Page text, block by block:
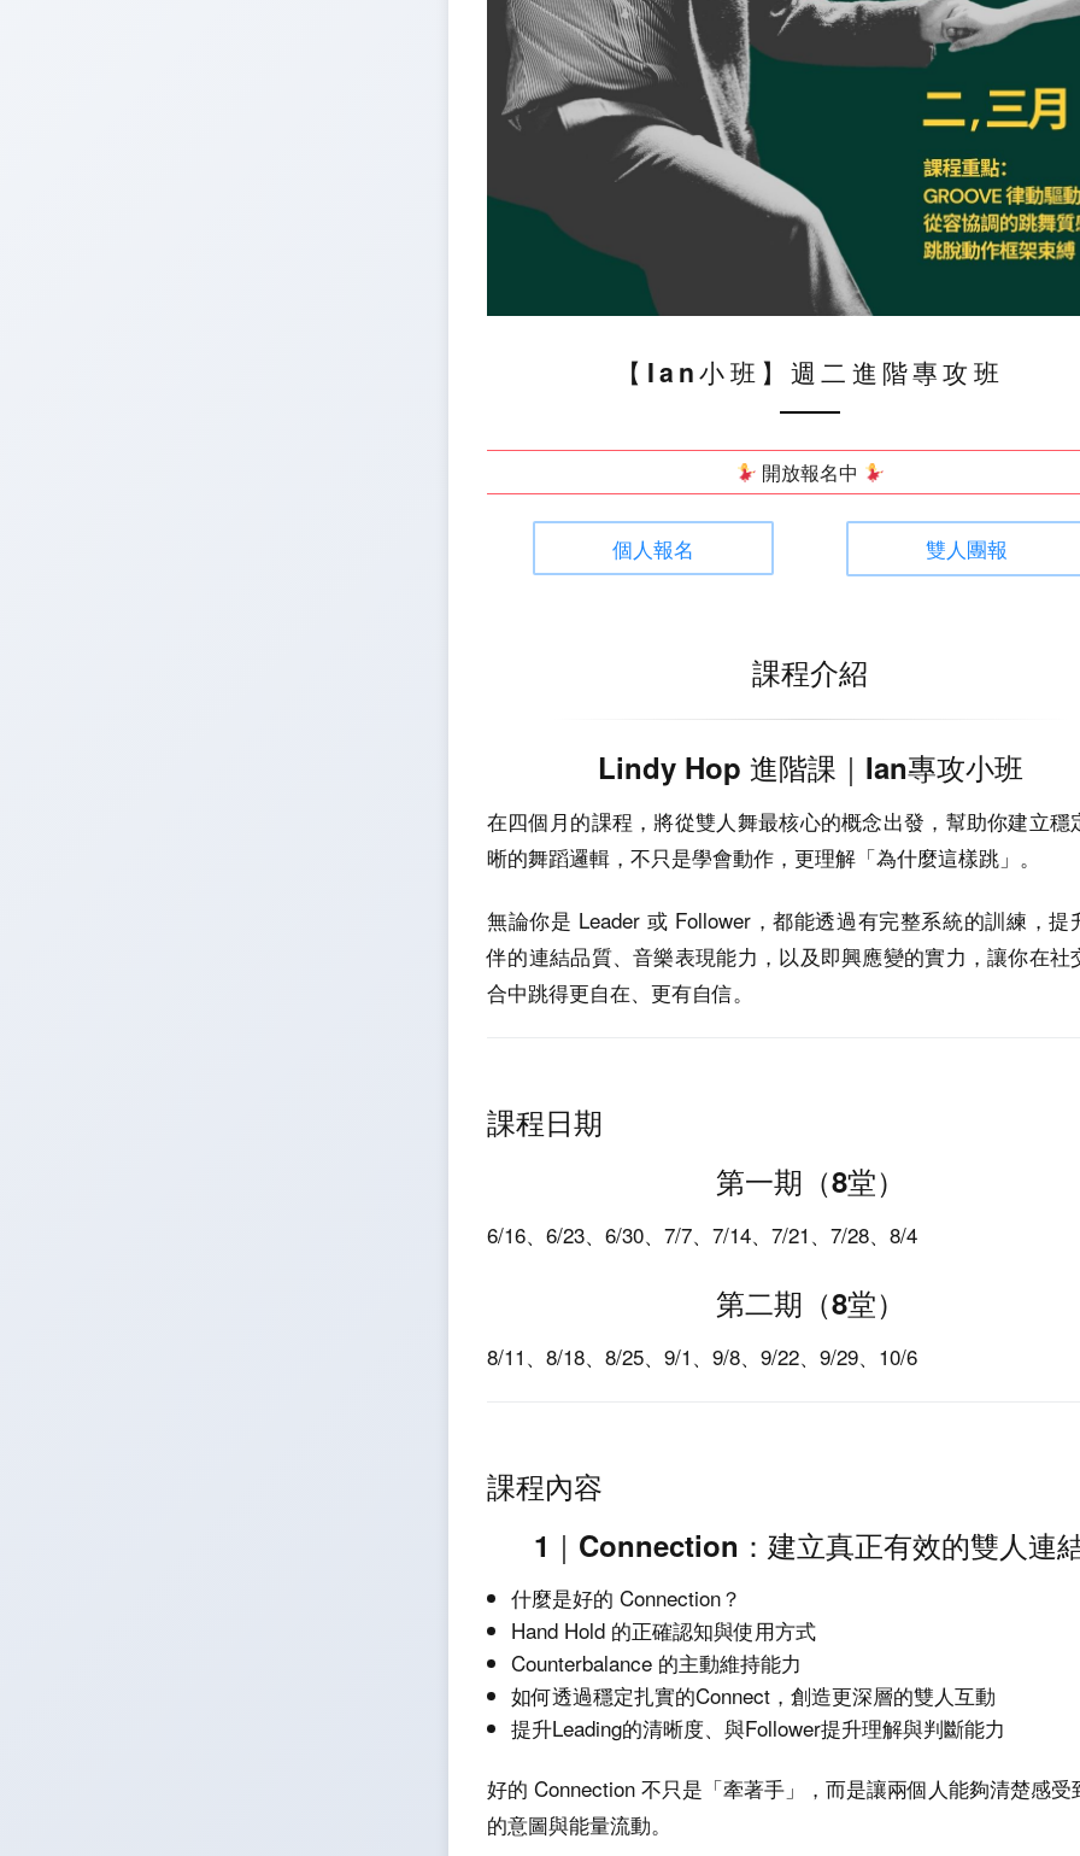
【Ian小班】週二進階專攻班
開放報名中
個人報名 雙人團報
課程介紹
Lindy Hop 進階課｜Ian專攻小班
在四個月的課程，將從雙人舞最核心的概念出發，幫助你建立穩
晰的舞蹈邏輯，不只是學會動作，更理解「為什麼這樣跳」。
無論你是 Leader 或 Follower，都能透過有完整系統的訓練，提
伴的連結品質、音樂表現能力，以及即興應變的實力，讓你在社
合中跳得更自在、更有自信。
課程日期
第一期（8堂）
6/16、6/23、6/30、7/7、7/14、7/21、7/28、8/4
第二期（8堂）
8/11、8/18、8/25、9/1、9/8、9/22、9/29、10/6
課程內容
1｜Connection：建立真正有效的雙人連
什麼是好的 Connection？
Hand Hold 的正確認知與使用方式
Counterbalance 的主動維持能力
如何透過穩定扎實的Connect，創造更深層的雙人互動
提升Leading的清晰度、與Follower提升理解與判斷能力
好的 Connection 不只是「牽著手」，而是讓兩個人能夠清楚感受
的意圖與能量流動。